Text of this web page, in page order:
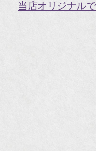
当店オリジナル